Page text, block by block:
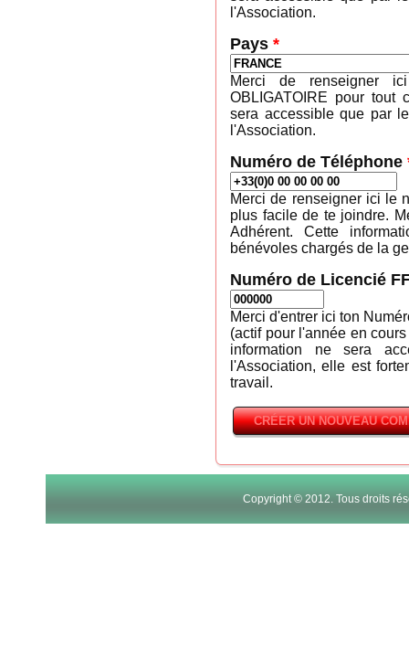
l'Association.
Pays *
Merci de renseigner
OBLIGATOIRE pour tout
sera accessible que par
l'Association.
Numéro de Téléphone
Merci de renseigner ici le
plus facile de te joindre.
Adhérent. Cette
bénévoles chargés de la
Numéro de Licencié
Merci d'entrer ici ton
(actif pour l'année en
information ne sera
l'Association, elle est
travail.
Copyright © 2012. Tous droits